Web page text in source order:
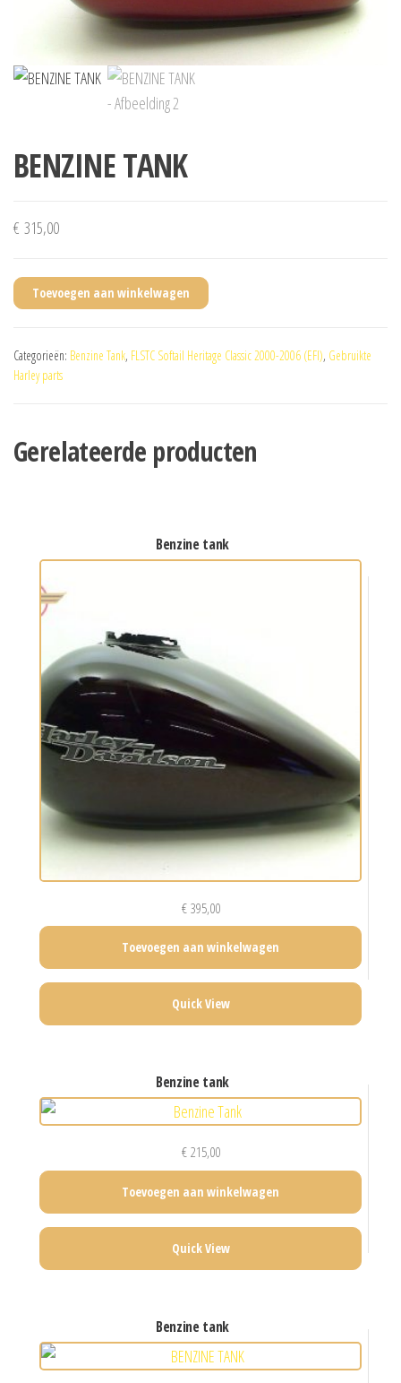
BENZINE TANK
€ 315,00
Toevoegen aan winkelwagen
Categorieën: Benzine Tank, FLSTC Softail Heritage Classic 2000-2006 (EFI), Gebruikte
Harley parts
Gerelateerde producten
benzine tank
€395,00
Toevoegen aan winkelwagen
Quick View
benzine tank
€215,00
Toevoegen aan winkelwagen
Quick View
benzine tank